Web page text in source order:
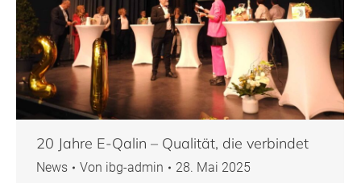
20 Jahre E-Qalin – Qualität, die verbindet
News Von ibg-admin
28. Mai 2025